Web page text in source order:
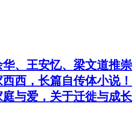
、王安忆、梁文道推崇
西，长篇自传体小说！
与爱，关于迁徙与成长